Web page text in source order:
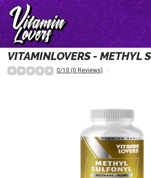
Terug
VITAMINLOVERS - METHYL
0/10 (0 Reviews)